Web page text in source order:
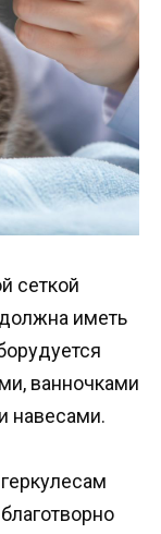
сеткой
иметь
ванночками
навесами.